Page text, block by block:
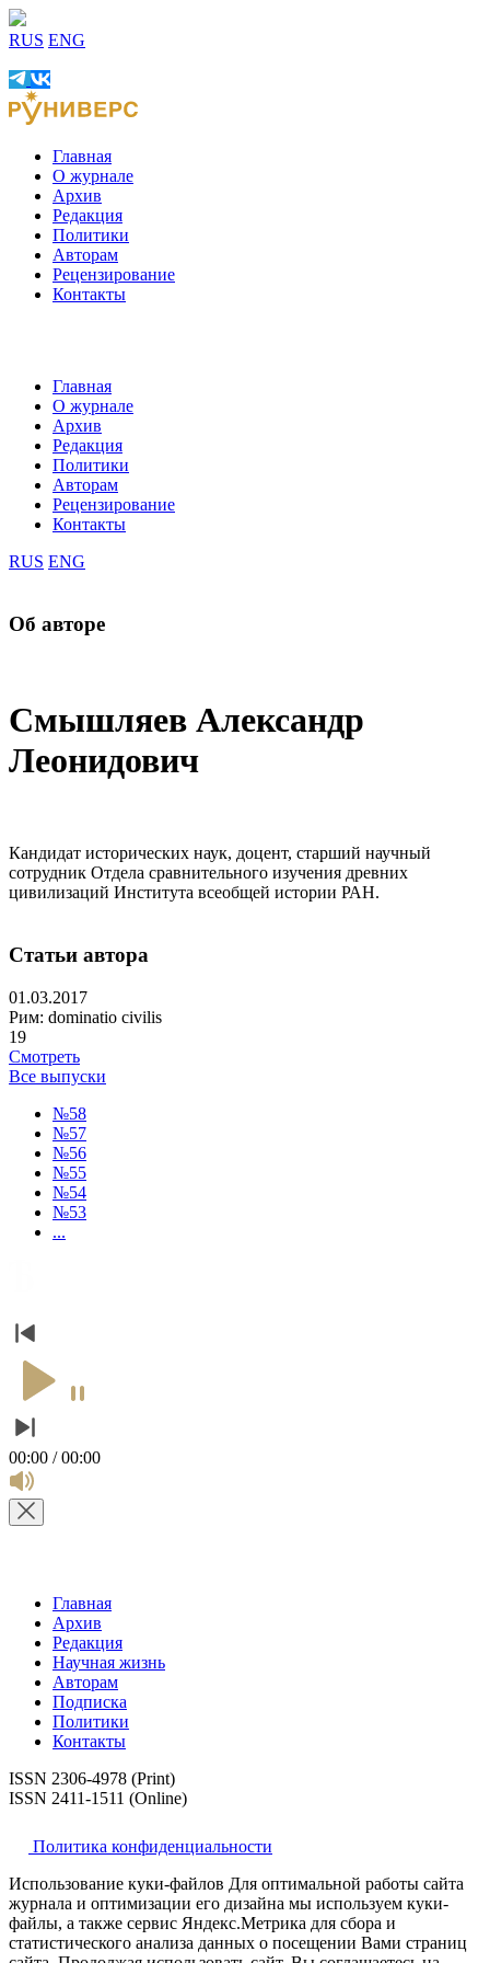
RUS ENG
Главная
О журнале
Архив
Редакция
Политики
Авторам
Рецензирование
Контакты
Главная
О журнале
Архив
Редакция
Политики
Авторам
Рецензирование
Контакты
RUS ENG
Об авторе
Смышляев Александр
Леонидович
Кандидат исторических наук, доцент, старший научный
сотрудник Отдела сравнительного изучения древних
цивилизаций Института всеобщей истории РАН.
Статьи автора
01.03.2017
Рим: dominatio civilis
19
Смотреть
Все выпуски
№58
№57
№56
№55
№54
№53
...
00:00 / 00:00
Главная
Архив
Редакция
Научная жизнь
Авторам
Подписка
Политики
Контакты
ISSN 2306-4978 (Print)
ISSN 2411-1511 (Online)
Политика конфиденциальности
Использование куки-файлов Для оптимальной работы сайта
журнала и оптимизации его дизайна мы используем куки-
файлы, а также сервис Яндекс.Метрика для сбора и
статистического анализа данных о посещении Вами страниц